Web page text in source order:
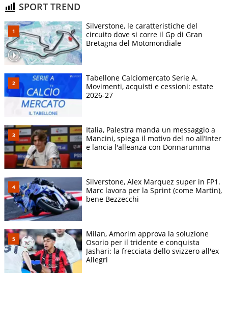
SPORT TREND
Silverstone, le caratteristiche del
circuito dove si corre il Gp di Gran
Bretagna del Motomondiale
Tabellone Calciomercato Serie A.
Movimenti, acquisti e cessioni: estate
2026-27
Italia, Palestra manda un messaggio a
Mancini, spiega il motivo del no all’Inter
e lancia l'alleanza con Donnarumma
Silverstone, Alex Marquez super in FP1.
Marc lavora per la Sprint (come Martin),
bene Bezzecchi
Milan, Amorim approva la soluzione
Osorio per il tridente e conquista
Jashari: la frecciata dello svizzero all'ex
Allegri